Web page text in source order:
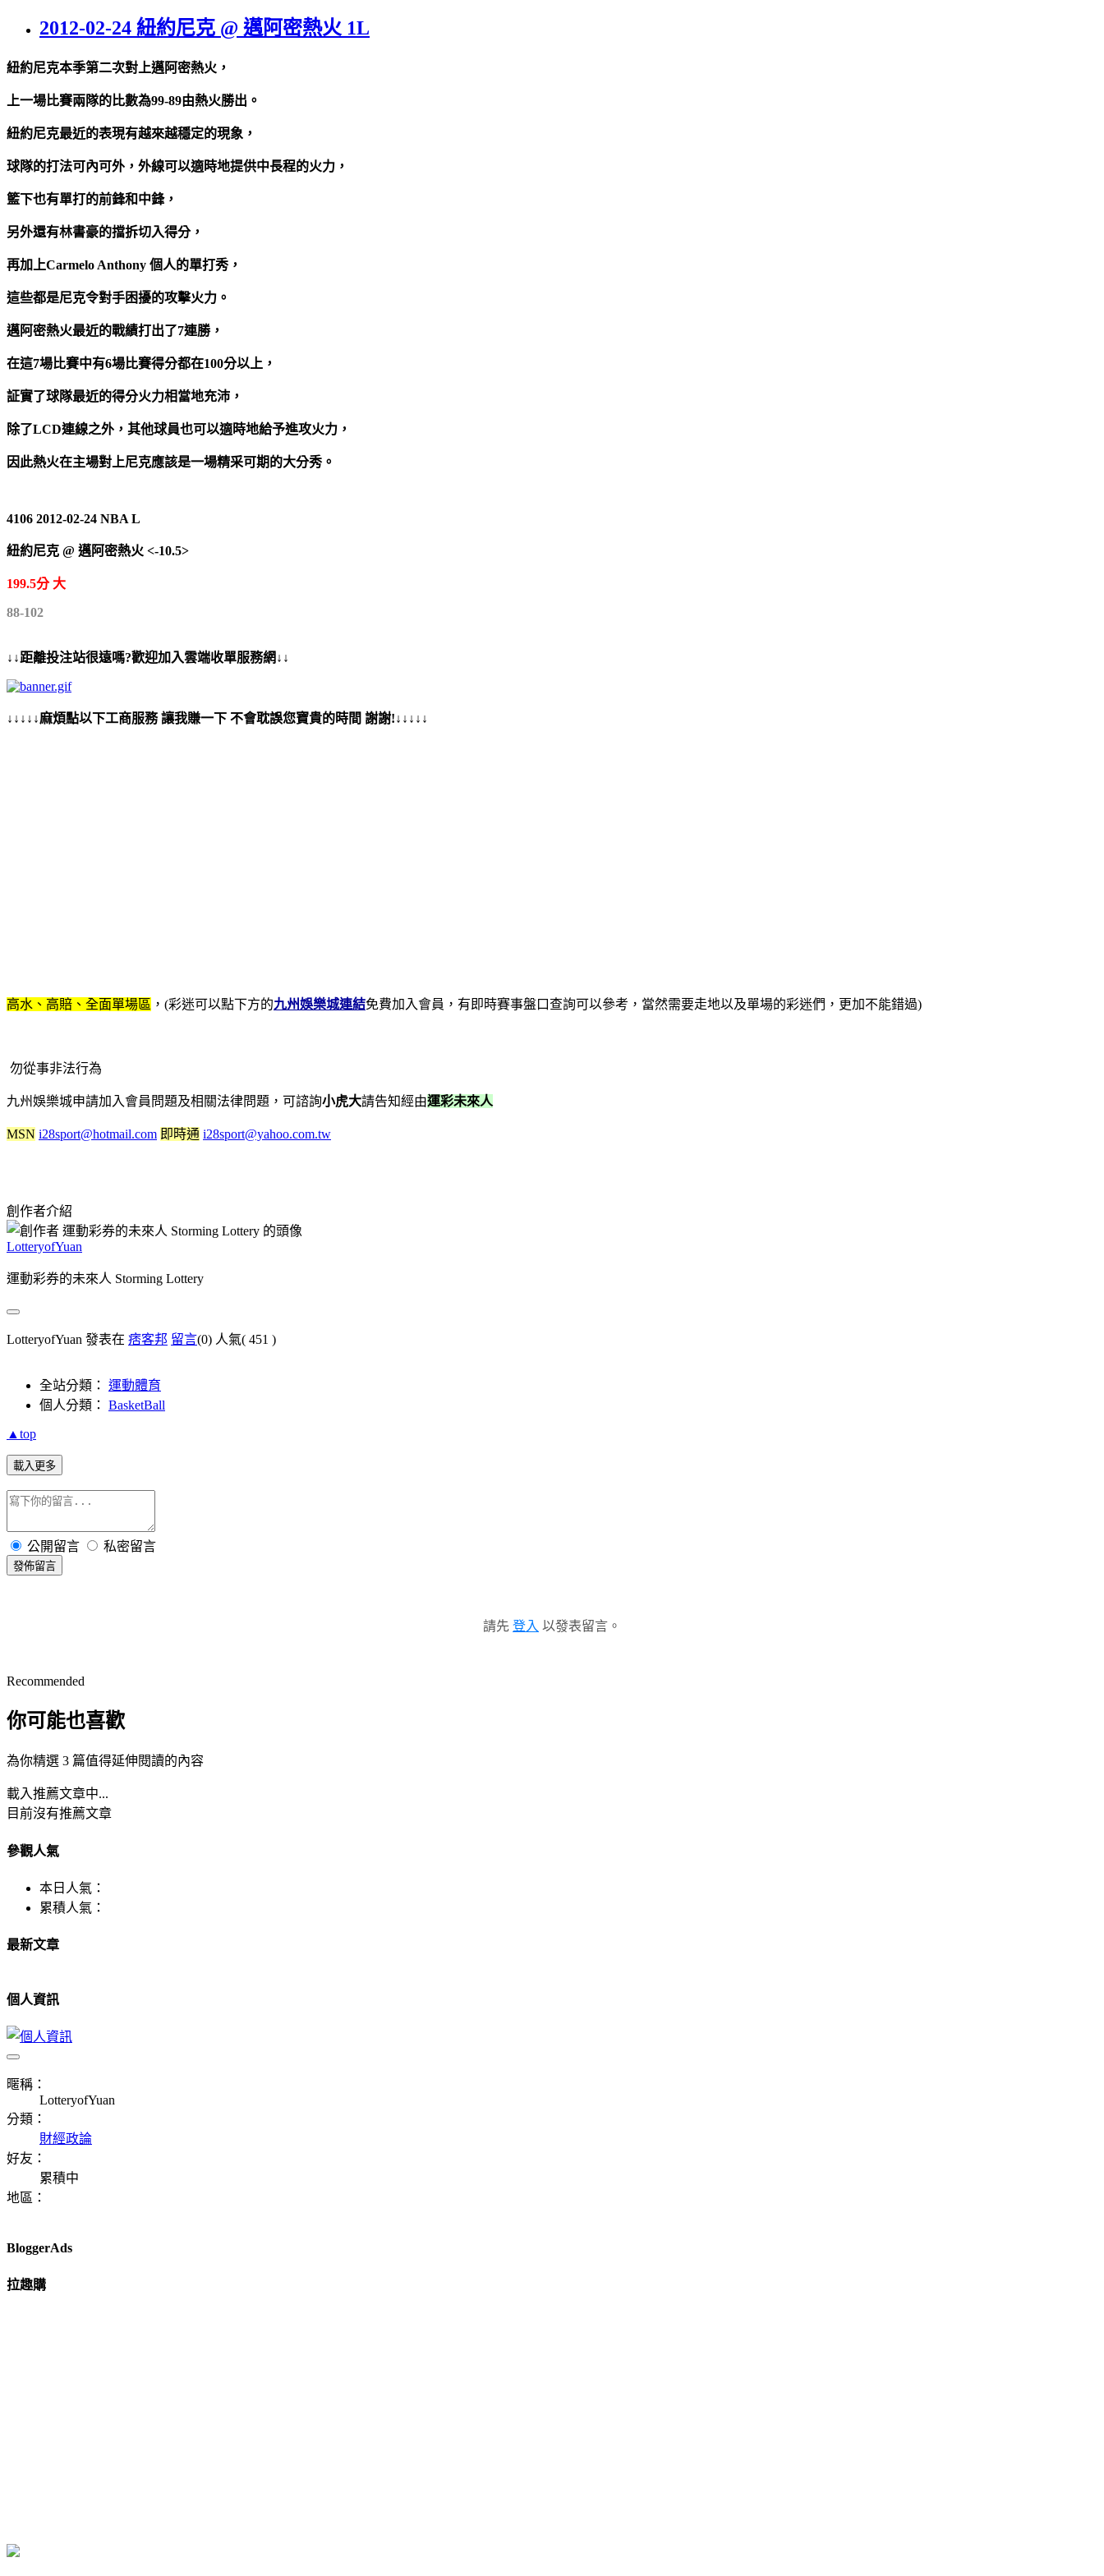
2012-02-24 紐約尼克 @ 邁阿密熱火 1L
紐約尼克本季第二次對上邁阿密熱火，
上一場比賽兩隊的比數為99-89由熱火勝出。
紐約尼克最近的表現有越來越穩定的現象，
球隊的打法可內可外，外線可以適時地提供中長程的火力，
籃下也有單打的前鋒和中鋒，
另外還有林書豪的擋拆切入得分，
再加上Carmelo Anthony 個人的單打秀，
這些都是尼克令對手困擾的攻擊火力。
邁阿密熱火最近的戰績打出了7連勝，
在這7場比賽中有6場比賽得分都在100分以上，
証實了球隊最近的得分火力相當地充沛，
除了LCD連線之外，其他球員也可以適時地給予進攻火力，
因此熱火在主場對上尼克應該是一場精采可期的大分秀。
4106 2012-02-24 NBA L
紐約尼克 @ 邁阿密熱火 <-10.5>
199.5分 大
88-102
↓↓距離投注站很遠嗎?歡迎加入雲端收單服務網↓↓
↓↓↓↓↓麻煩點以下工商服務 讓我賺一下 不會耽誤您寶貴的時間 謝謝!↓↓↓↓↓
高水、高賠、全面單場區 ，(彩迷可以點下方的九州娛樂城連結免費加入會員，有即時賽事盤口查詢可以參考，當然需要走地以及單場的彩迷們，更加不能錯過)
勿從事非法行為
九州娛樂城申請加入會員問題及相關法律問題，可諮詢小虎大請告知經由運彩未來人
MSN i28sport@hotmail.com 即時通 i28sport@yahoo.com.tw
創作者介紹
LotteryofYuan
運動彩券的未來人 Storming Lottery
LotteryofYuan 發表在 痞客邦 留言(0) 人氣( 451 )
全站分類： 運動體育
個人分類： BasketBall
▲top
載入更多
公開留言 私密留言
發佈留言
請先 登入 以發表留言。
Recommended
你可能也喜歡
為你精選 3 篇值得延伸閱讀的內容
載入推薦文章中...
目前沒有推薦文章
參觀人氣
本日人氣：
累積人氣：
最新文章
個人資訊
暱稱：
LotteryofYuan
分類：
財經政論
好友：
累積中
地區：
BloggerAds
拉趣購